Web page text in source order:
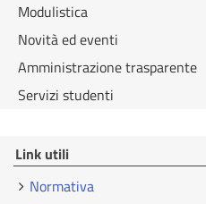
Modulistica
Novità ed eventi
Amministrazione trasparente
Servizi studenti
Link utili
Normativa